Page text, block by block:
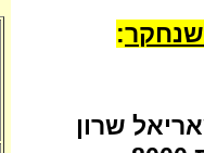
שנחקר:
שרון